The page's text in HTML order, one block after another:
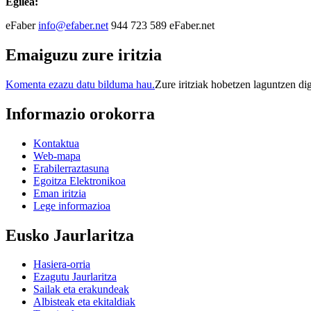
eFaberinfo@efaber.net 944 723 589 eFaber.net
Emaiguzu zure iritzia
Komenta ezazu datu bilduma hau.Zure iritziak hobetzen laguntzen
Informazio orokorra
Kontaktua
Web-mapa
Erabilerraztasuna
Egoitza Elektronikoa
Eman iritzia
Lege informazioa
Eusko Jaurlaritza
Hasiera-orria
Ezagutu Jaurlaritza
Sailak eta erakundeak
Albisteak eta ekitaldiak